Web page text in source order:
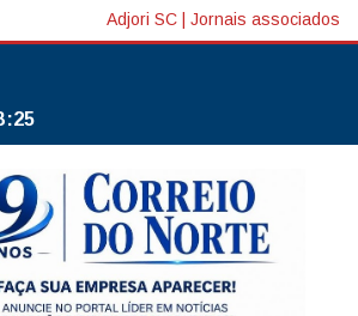
Adjori SC Jornais associados